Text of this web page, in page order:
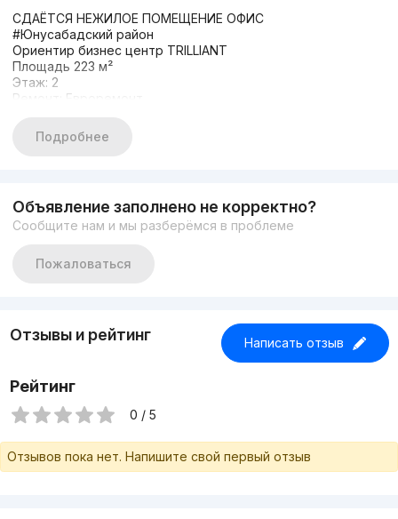
СДАЁТСЯ НЕЖИЛОЕ ПОМЕЩЕНИЕ ОФИС
#Юнусабадский район
Ориентир бизнес центр TRILLIANT
Площадь 223 м²
Этаж: 2
Ремонт: Евроремонт
круглосуточная охрана
чиллеровая система
Подробнее
Объявление заполнено не корректно?
Сообщите нам и мы разберёмся в проблеме
Пожаловаться
Отзывы и рейтинг Написать отзыв
Рейтинг
0 / 5
Отзывов пока нет. Напишите свой первый отзыв